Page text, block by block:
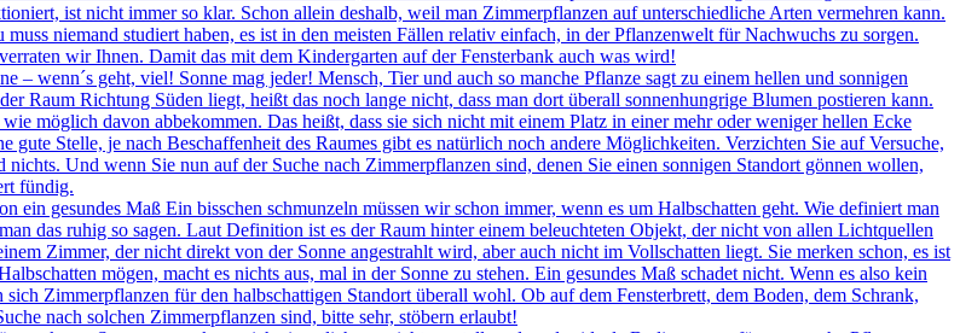
ist nicht immer so klar. Schon allein deshalb, weil man Zimmerpflanzen auf unterschiedliche Arten vermehren kann.
niemand studiert haben, es ist in den meisten Fällen relativ einfach, in der Pflanzenwelt für Nachwuchs zu sorgen.
wir Ihnen. Damit das mit dem Kindergarten auf der Fensterbank auch was wird!
– wenn´s geht, viel! Sonne mag jeder! Mensch, Tier und auch so manche Pflanze sagt zu einem hellen und sonnigen
Raum Richtung Süden liegt, heißt das noch lange nicht, dass man dort überall sonnenhungrige Blumen postieren kann.
möglich davon abbekommen. Das heißt, dass sie sich nicht mit einem Platz in einer mehr oder weniger hellen Ecke
gute Stelle, je nach Beschaffenheit des Raumes gibt es natürlich noch andere Möglichkeiten. Verzichten Sie auf Versuche,
Und wenn Sie nun auf der Suche nach Zimmerpflanzen sind, denen Sie einen sonnigen Standort gönnen wollen,
fündig.
ein gesundes Maß Ein bisschen schmunzeln müssen wir schon immer, wenn es um Halbschatten geht. Wie definiert man
das ruhig so sagen. Laut Definition ist es der Raum hinter einem beleuchteten Objekt, der nicht von allen Lichtquellen
Zimmer, der nicht direkt von der Sonne angestrahlt wird, aber auch nicht im Vollschatten liegt. Sie merken schon, es ist
mögen, macht es nichts aus, mal in der Sonne zu stehen. Ein gesundes Maß schadet nicht. Wenn es also kein
Zimmerpflanzen für den halbschattigen Standort überall wohl. Ob auf dem Fensterbrett, dem Boden, dem Schrank,
nach solchen Zimmerpflanzen sind, bitte sehr, stöbern erlaubt!